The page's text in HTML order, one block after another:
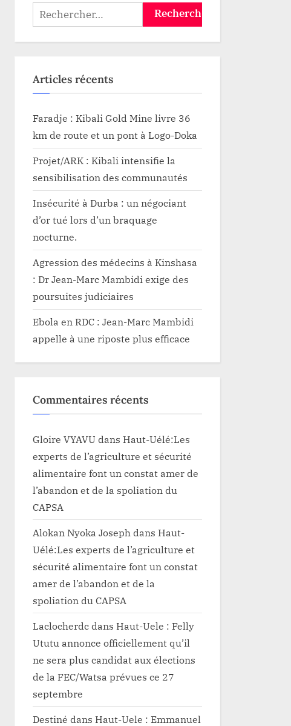
Rechercher :
Articles récents
Faradje : Kibali Gold Mine livre 36
km de route et un pont à Logo-Doka
Projet/ARK : Kibali intensifie la
sensibilisation des communautés
Insécurité à Durba : un négociant
d’or tué lors d’un braquage
nocturne.
Agression des médecins à Kinshasa
: Dr Jean-Marc Mambidi exige des
poursuites judiciaires
Ebola en RDC : Jean-Marc Mambidi
appelle à une riposte plus efficace
Commentaires récents
Gloire VYAVU dans Haut-Uélé:Les
experts de l’agriculture et sécurité
alimentaire font un constat amer de
l’abandon et de la spoliation du
CAPSA
Alokan Nyoka Joseph dans Haut-
Uélé:Les experts de l’agriculture et
sécurité alimentaire font un constat
amer de l’abandon et de la
spoliation du CAPSA
Laclocherdcdans Haut-Uele : Felly
Ututu annonce officiellement qu’il
ne sera plus candidat aux élections
de la FEC/Watsa prévues ce 27
septembre
Destiné dans Haut-Uele : Emmanuel